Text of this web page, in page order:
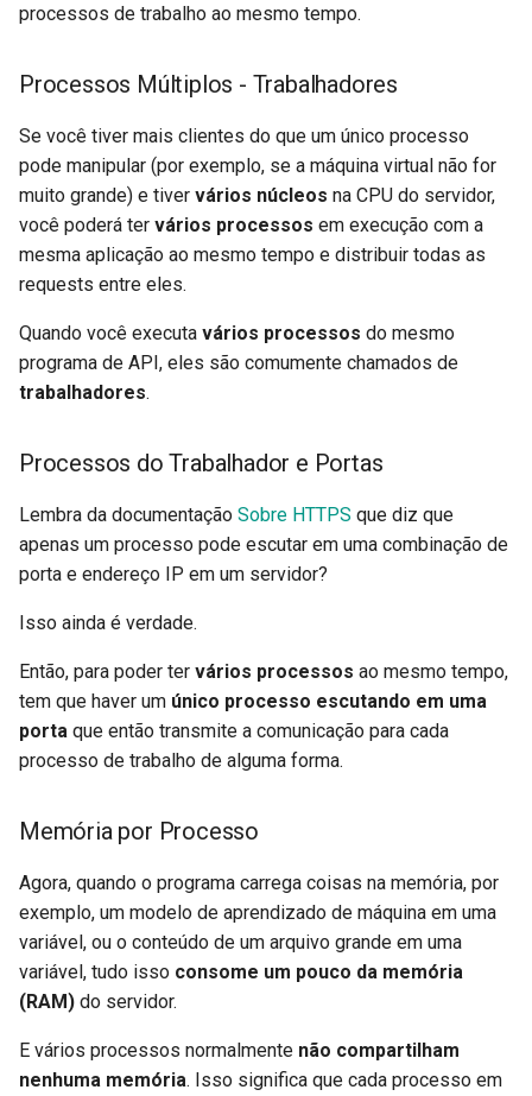
processos de trabalho ao mesmo tempo.
Processos Múltiplos - Trabalhadores
Se você tiver mais clientes do que um único processo
pode manipular (por exemplo, se a máquina virtual não for
muito grande) e tiver vários núcleos na CPU do servidor,
você poderá ter vários processos em execução com a
mesma aplicação ao mesmo tempo e distribuir todas as
requests entre eles.
Quando você executa vários processos do mesmo
programa de API, eles são comumente chamados de
trabalhadores.
Processos do Trabalhador e Portas
Lembra da documentação Sobre HTTPS que diz que
apenas um processo pode escutar em uma combinação de
porta e endereço IP em um servidor?
Isso ainda é verdade.
Então, para poder ter vários processos ao mesmo tempo,
tem que haver um único processo escutando em uma
porta que então transmite a comunicação para cada
processo de trabalho de alguma forma.
Memória por Processo
Agora, quando o programa carrega coisas na memória, por
exemplo, um modelo de aprendizado de máquina em uma
variável, ou o conteúdo de um arquivo grande em uma
variável, tudo isso consome um pouco da memória
(RAM) do servidor.
E vários processos normalmente não compartilham
nenhuma memória. Isso significa que cada processo em